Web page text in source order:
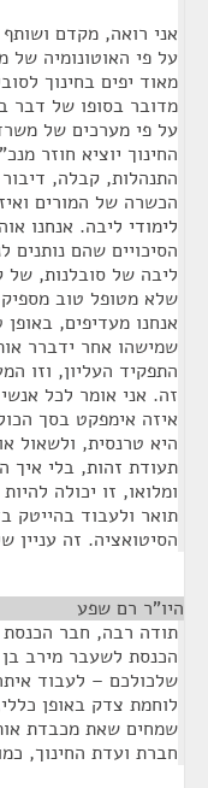
אני רואה, מקדם
על פי האוטונומיה
מאוד יפים בחינוך
מדובר בסופו של דבר
על פי מערכים של
החינוך יוציא חוזר
התנהלות, קבלה,
הכשרה של המורים
לימודי ליבה. אנחנו
הסיכויים שהם נותנים
ליבה של סובלנות, של
שלא מטופל טוב
אנחנו מעדיפים,
שמישהו אחר ידברר
התפקיד העליון, וזו
זה. אני אומר לכל
איזה אימפקט בסך
היא טרנסית, ולשאול
תעודת זהות, בלי איך
ומלואו, זו יכולה
תואר ולעבוד בהייטק
הסיטואציה. זה עניין
היו"ר רם שפע
תודה רבה, חבר הכנסת
הכנסת לשעבר מירב
שלכולכם – לעבוד
לוחמת צדק באופן
שמחים שאת מכבדת
חברת ועדת החינוך,